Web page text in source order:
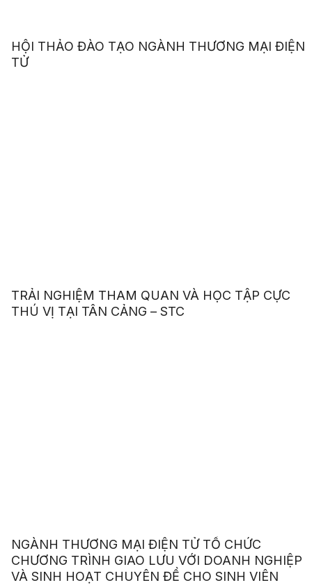
HỘI THẢO ĐÀO TẠO NGÀNH THƯƠNG MẠI ĐIỆN
TỬ
TRẢI NGHIỆM THAM QUAN VÀ HỌC TẬP CỰC
THÚ VỊ TẠI TÂN CẢNG – STC
NGÀNH THƯƠNG MẠI ĐIỆN TỬ TỔ CHỨC
CHƯƠNG TRÌNH GIAO LƯU VỚI DOANH NGHIỆP
VÀ SINH HOẠT CHUYÊN ĐỀ CHO SINH VIÊN